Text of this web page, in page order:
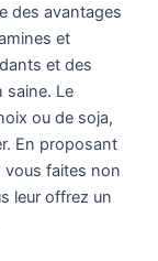
des avantages
et
et des
saine. Le
ou de soja,
En proposant
vous faites non
leur offrez un